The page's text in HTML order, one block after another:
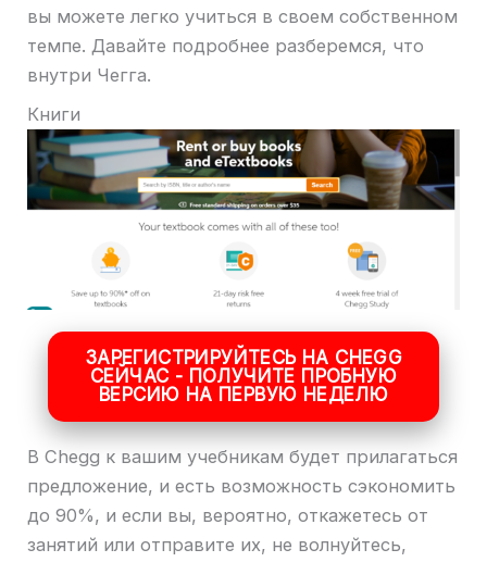
вы можете легко учиться в своем собственном
темпе. Давайте подробнее разберемся, что
внутри Чегга.
Книги
ЗАРЕГИСТРИРУЙТЕСЬ НА CHEGG
СЕЙЧАС - ПОЛУЧИТЕ ПРОБНУЮ
ВЕРСИЮ НА ПЕРВУЮ НЕДЕЛЮ
В Chegg к вашим учебникам будет прилагаться
предложение, и есть возможность сэкономить
до 90%, и если вы, вероятно, откажетесь от
занятий или отправите их, не волнуйтесь,